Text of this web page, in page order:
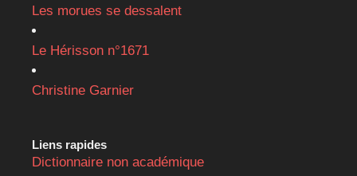
Les morues se dessalent
Le Hérisson n°1671
Christine Garnier
Liens rapides
Dictionnaire non académique